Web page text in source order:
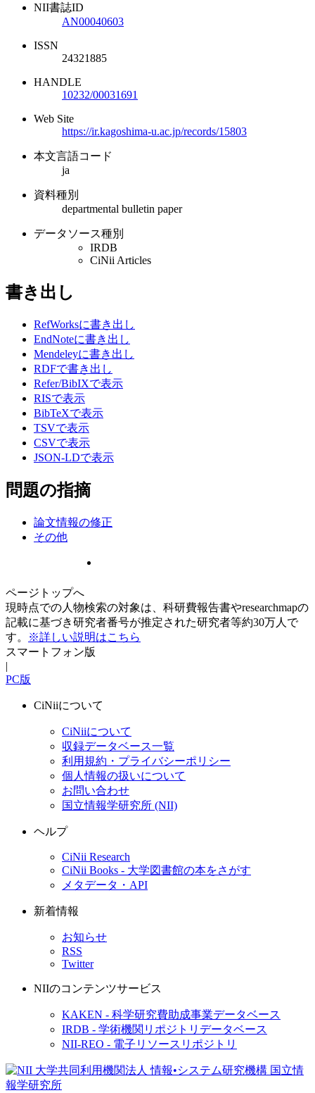
NII書誌ID
AN00040603
ISSN
24321885
HANDLE
10232/00031691
Web Site
https://ir.kagoshima-u.ac.jp/records/15803
本文言語コード
ja
資料種別
departmental bulletin paper
データソース種別
IRDB
CiNii Articles
書き出し
RefWorksに書き出し
EndNoteに書き出し
Mendeleyに書き出し
RDFで書き出し
Refer/BibIXで表示
RISで表示
BibTeXで表示
TSVで表示
CSVで表示
JSON-LDで表示
問題の指摘
論文情報の修正
その他
ページトップへ
現時点での人物検索の対象は、科研費報告書やresearchmapの
記載に基づき研究者番号が推定された研究者等約30万人で
す。
※詳しい説明はこちら
スマートフォン版
|
PC版
CiNiiについて
CiNiiについて
収録データベース一覧
利用規約・プライバシーポリシー
個人情報の扱いについて
お問い合わせ
国立情報学研究所 (NII)
ヘルプ
CiNii Research
CiNii Books - 大学図書館の本をさがす
メタデータ・API
新着情報
お知らせ
RSS
Twitter
NIIのコンテンツサービス
KAKEN - 科学研究費助成事業データベース
IRDB - 学術機関リポジトリデータベース
NII-REO - 電子リソースリポジトリ